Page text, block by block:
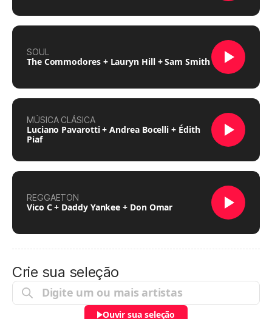
SOUL
The Commodores + Lauryn Hill + Sam Smith
MÚSICA CLÁSICA
Luciano Pavarotti + Andrea Bocelli + Édith
Piaf
REGGAETON
Vico C + Daddy Yankee + Don Omar
Crie sua seleção
Ouvir sua seleção